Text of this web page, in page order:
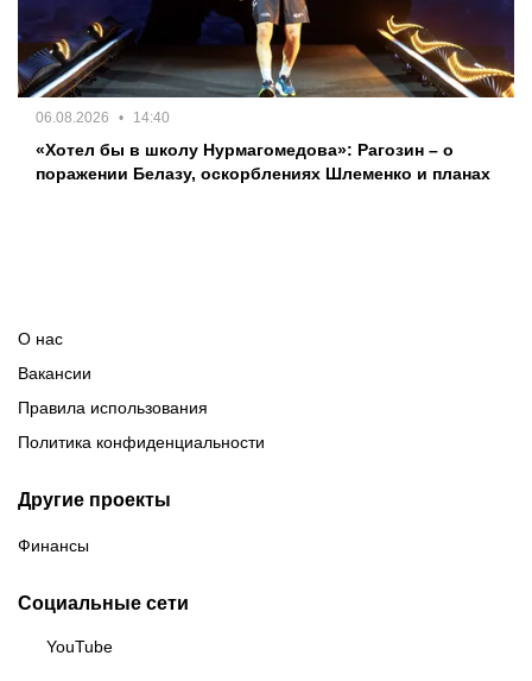
06.08.2026 14:40
«Хотел бы в школу Нурмагомедова»: Рагозин – о
поражении Белазу, оскорблениях Шлеменко и планах
О нас
Вакансии
Правила использования
Политика конфиденциальности
Другие проекты
Финансы
Социальные сети
YouTube